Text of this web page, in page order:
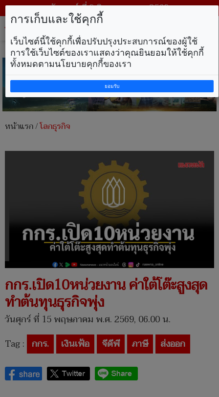
วันเสาร์ ที่ 8 สิงหาคม พ.ศ. 2569
หน้าแรก/โลกธุรกิจ
กกร.เปิด10หน่วยงาน ค่าใต้โต๊ะสูงสุด
ทำต้นทุนธุรกิจพุ่ง
วันศุกร์ ที่ 15 พฤษภาคม พ.ศ. 2569, 06.00 น.
Tag : กกร. เงินเฟ้อ จีดีพี ภาษี ส่งออก
การเก็บและใช้คุกกี้
เว็บไซต์นี้ใช้คุกกี้เพื่อปรับปรุงประสบการณ์ของผู้ใช้
การใช้เว็บไซต์ของเราแสดงว่าคุณยินยอมให้ใช้คุกกี้
ทั้งหมดตามนโยบายคุกกี้ของเรา
ยอมรับ